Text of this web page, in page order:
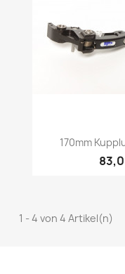

170mm
1 - 4 von 4 Artikel(n)